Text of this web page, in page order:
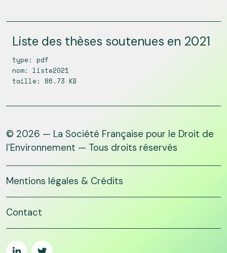
Liste des thèses soutenues en 2021
type: pdf
nom: liste2021
taille: 86.73 KB
© 2026 — La Société Française pour le Droit de
l’Environnement — Tous droits réservés
Mentions légales & Crédits
Contact